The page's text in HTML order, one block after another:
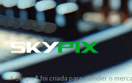
A Skypix® foi criada para atender o